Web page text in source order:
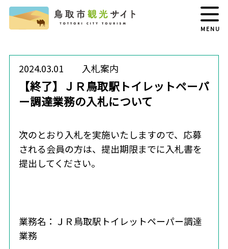
MENU
【終了】ＪＲ鳥取駅トイレットペーパ
ー調達業務の入札について
2024.03.01 入札案内
次のとおり入札を実施いたしますので、応募
される会員の方は、提出期限までに入札書を
提出してください。
業務名：ＪＲ鳥取駅トイレットペーパー調達
業務